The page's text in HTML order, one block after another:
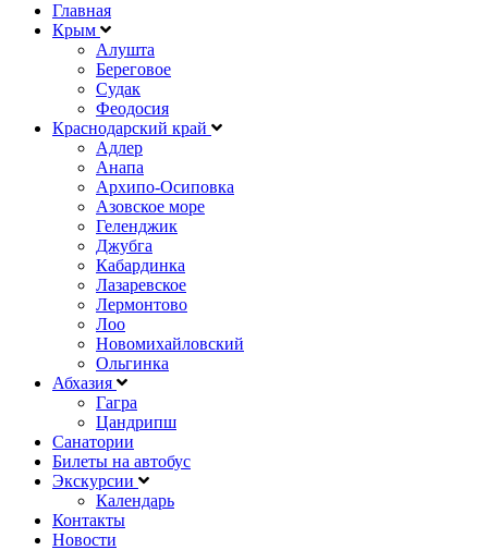
Главная
Крым
Алушта
Береговое
Судак
Феодосия
Краснодарский край
Адлер
Анапа
Архипо-Осиповка
Азовское море
Геленджик
Джубга
Кабардинка
Лазаревское
Лермонтово
Лоо
Новомихайловский
Ольгинка
Абхазия
Гагра
Цандрипш
Санатории
Билеты на автобус
Экскурсии
Календарь
Контакты
Новости